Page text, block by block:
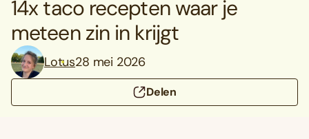
14x taco recepten waar je
meteen zin in krijgt
Lotus28 mei 2026
Delen